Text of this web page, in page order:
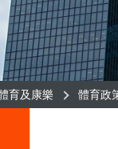
育及康樂 體育政